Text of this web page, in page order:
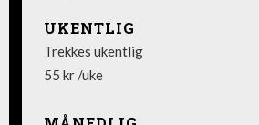
UKENTLIG
Trekkes ukentlig
55 kr /uke